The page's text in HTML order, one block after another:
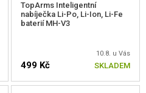
TopArms Inteligentní
nabíječka Li-Po, Li-Ion, Li-Fe
baterií MH-V3
10.8. u Vás
499 Kč SKLADEM